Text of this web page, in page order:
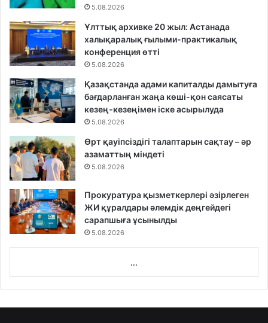
5.08.2026
Ұлттық архивке 20 жыл: Астанада
халықаралық ғылыми-практикалық
конференция өтті
5.08.2026
Қазақстанда адами капиталды дамытуға
бағдарланған жаңа көші-қон саясаты
кезең-кезеңімен іске асырылуда
5.08.2026
Өрт қауіпсіздігі талаптарын сақтау – әр
азаматтың міндеті
5.08.2026
Прокуратура қызметкерлері әзірлеген
ЖИ құралдары әлемдік деңгейдегі
сарапшыға ұсынылды
5.08.2026
...